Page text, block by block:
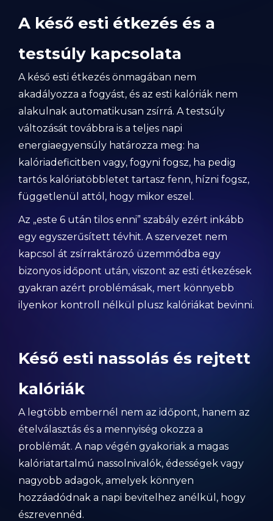
A késő esti étkezés és a
testsúly kapcsolata
A késő esti étkezés önmagában nem
akadályozza a fogyást, és az esti kalóriák nem
alakulnak automatikusan zsírrá. A testsúly
változását továbbra is a teljes napi
energiaegyensúly határozza meg: ha
kalóriadeficitben vagy, fogyni fogsz, ha pedig
tartós kalóriatöbbletet tartasz fenn, hízni fogsz,
függetlenül attól, hogy mikor eszel.
Az „este 6 után tilos enni” szabály ezért inkább
egy egyszerűsített tévhit. A szervezet nem
kapcsol át zsírraktározó üzemmódba egy
bizonyos időpont után, viszont az esti étkezések
gyakran azért problémásak, mert könnyebb
ilyenkor kontroll nélkül plusz kalóriákat bevinni.
Késő esti nassolás és rejtett
kalóriák
A legtöbb embernél nem az időpont, hanem az
ételválasztás és a mennyiség okozza a
problémát. A nap végén gyakoriak a magas
kalóriatartalmú nassolnivalók, édességek vagy
nagyobb adagok, amelyek könnyen
hozzáadódnak a napi bevitelhez anélkül, hogy
észrevennéd.